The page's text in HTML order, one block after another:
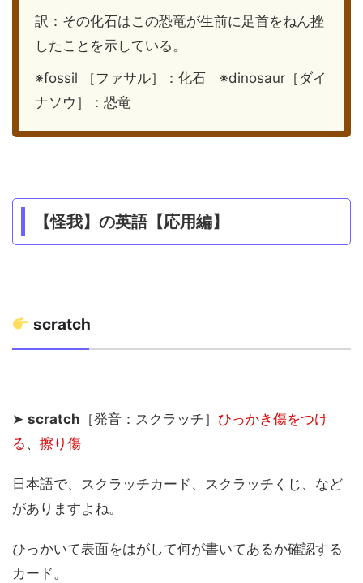
訳：その化石はこの恐竜が生前に足首をねん挫
したことを示している。
※fossil ［ファサル］：化石 ※dinosaur［ダイ
ナソウ］：恐竜
【怪我】の英語【応用編】
scratch
➤ scratch ［発音：スクラッチ］ ひっかき傷をつけ
る 、 擦り傷
日本語で、スクラッチカード、スクラッチくじ、など
がありますよね。
ひっかいて表面をはがして何が書いてあるか確認する
カード。